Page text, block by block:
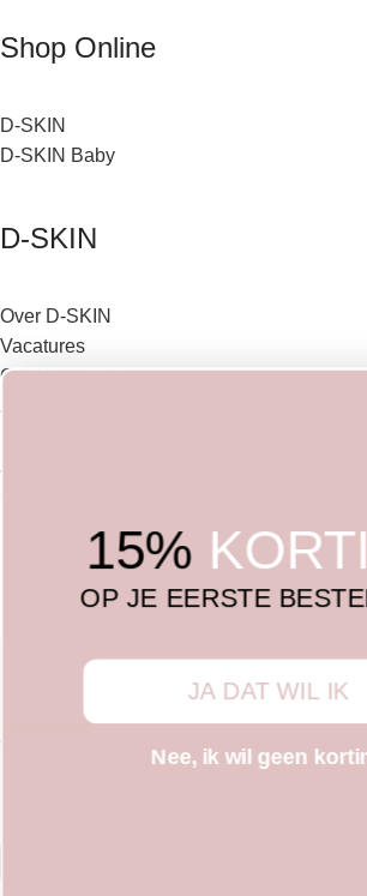
Shop Online
D-SKIN
D-SKIN Baby
D-SKIN
Over D-SKIN
Vacatures
Cookieverklaring
Purmerend | KVK 78539463 | BTW
We use cookies to improve your
15%
OP JE EERSTE
JA DAT WIL IK
Nee, ik wil geen